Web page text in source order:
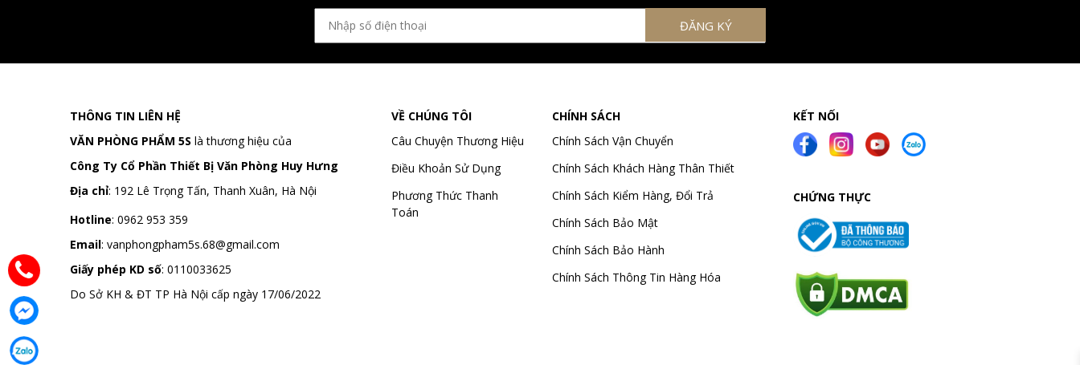
THÔNG TIN LIÊN HỆ
VĂN PHÒNG PHẨM 5S là thương hiệu của
Công Ty Cổ Phần Thiết Bị Văn Phòng Huy Hưng
Địa chỉ: 192 Lê Trọng Tấn, Thanh Xuân, Hà Nội
Hotline: 0962 953 359
Email: vanphongpham5s.68@gmail.com
Giấy phép KD số: 0110033625
Do Sở KH & ĐT TP Hà Nội cấp ngày 17/06/2022
VỀ CHÚNG TÔI
Câu Chuyện Thương Hiệu
Điều Khoản Sử Dụng
Phương Thức Thanh
Toán
CHÍNH SÁCH
Chính Sách Vận Chuyển
Chính Sách Khách Hàng Thân Thiết
Chính Sách Kiểm Hàng, Đổi Trả
Chính Sách Bảo Mật
Chính Sách Bảo Hành
Chính Sách Thông Tin Hàng Hóa
KẾT NỐI
CHỨNG THỰC